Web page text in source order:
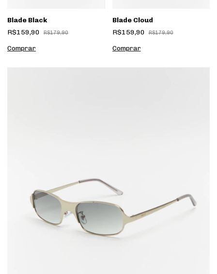
Blade Black
R$159,90
R$179,90
Blade Cloud
R$159,90
R$179,90